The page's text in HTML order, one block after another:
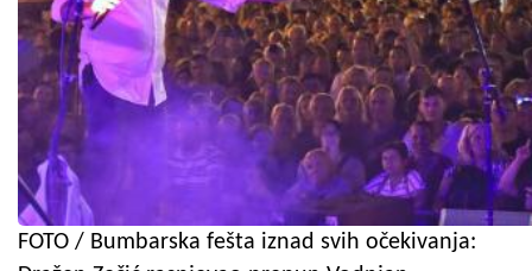
FOTO / Bumbarska fešta iznad svih očekivanja: